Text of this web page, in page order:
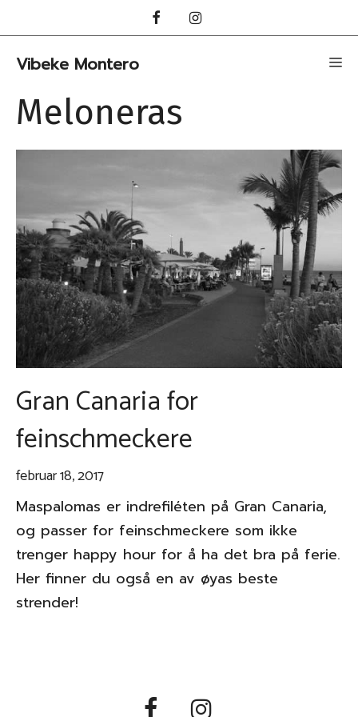
til
innhold
Vibeke Montero
Meloneras
Gran Canaria for
feinschmeckere
februar 18, 2017
Maspalomas er indrefiléten på Gran Canaria,
og passer for feinschmeckere som ikke
trenger happy hour for å ha det bra på ferie.
Her finner du også en av øyas beste
strender!